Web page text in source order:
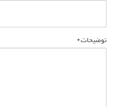
توضیحات *